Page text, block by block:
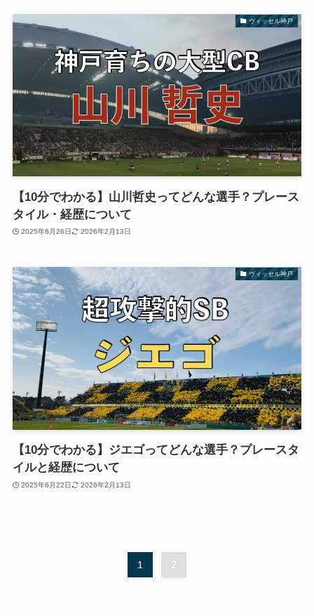
ヴィッセル神戸
【10分でわかる】山川哲史ってどんな選手？プレース
タイル・経歴について
2025年6月26日 2026年2月13日
ヴィッセル神戸
【10分でわかる】ジエゴってどんな選手？プレースタ
イルと経歴について
2025年6月22日 2026年2月13日
1 2